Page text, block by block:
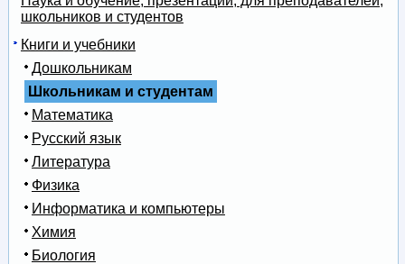
школьников и студентов
Книги и учебники
Дошкольникам
Школьникам и студентам
Математика
Русский язык
Литература
Физика
Информатика и компьютеры
Химия
Биология